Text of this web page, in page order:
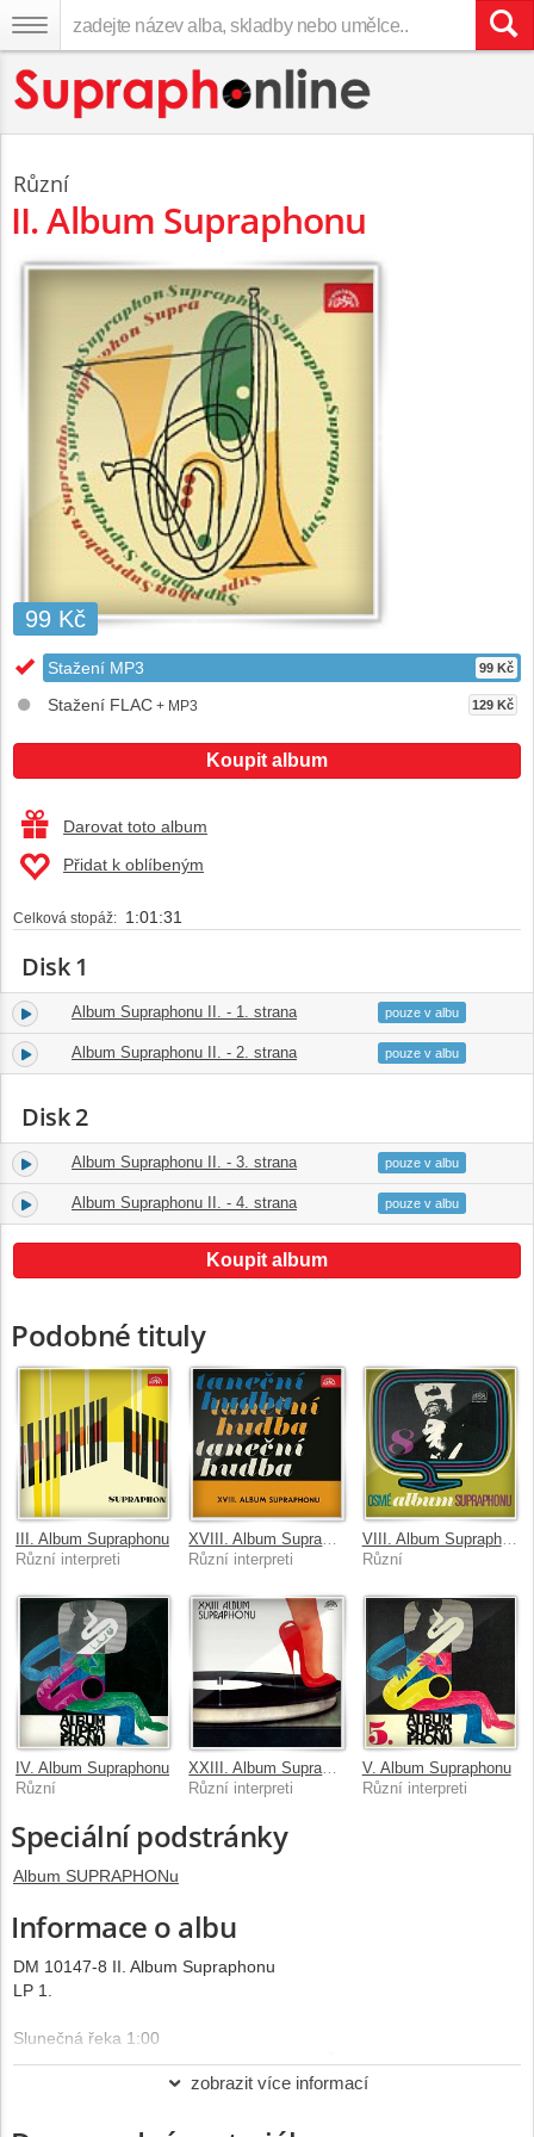
Různí
II. Album Supraphonu
99 Kč
Stažení MP3 99 Kč
Stažení FLAC + MP3 129 Kč
Koupit album
Darovat toto album
Přidat k oblíbeným
Celková stopáž: 1:01:31
Disk 1
1. Album Supraphonu II. - 1. strana 14:53
pouze v albu
2. Album Supraphonu II. - 2. strana 15:19
pouze v albu
Disk 2
1. Album Supraphonu II. - 3. strana 15:20
pouze v albu
2. Album Supraphonu II. - 4. strana 15:59
pouze v albu
Koupit album
Podobné tituly
III. Album Supraphonu
Různí interpreti
Různí interpreti
VIII. Album Supraphonu
Různí
IV. Album Supraphonu
Různí
XXIII. Album Supraphonu
Různí interpreti
V. Album Supraphonu
Různí interpreti
Speciální podstránky
Album SUPRAPHONu
Informace o albu
DM 10147-8 II. Album Supraphonu
LP 1.
Slunečná řeka 1:00
hudba: Jiří Millonig, hudba: Oldřich "Alfa" Šmíd
Lubomír Řezanina trubkazobrazit více informací